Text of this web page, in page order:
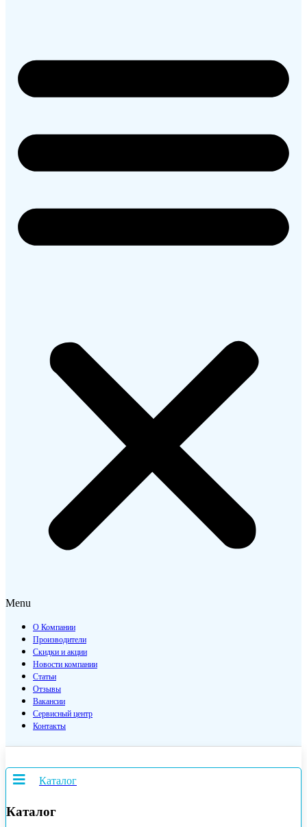
Menu
О Компании
Производители
Скидки и акции
Новости компании
Статьи
Отзывы
Вакансии
Сервисный центр
Контакты
Каталог
Каталог